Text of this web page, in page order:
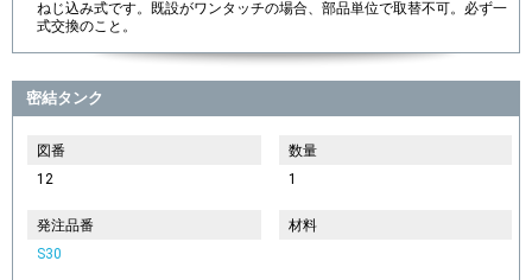
ねじ込み式です。既設がワンタッチの場合、部品単位で取替不可。必ず一
式交換のこと。
密結タンク
図番
12
数量
1
発注品番
S30
材料